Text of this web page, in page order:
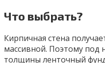
Что выбрать?
Кирпичная стена
массивной. Поэтому под
толщины ленточный